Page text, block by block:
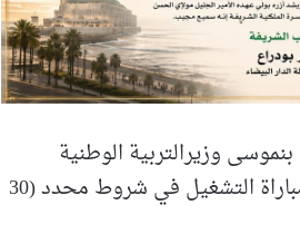
وزيرالتربية الوطنية
والتعليم الأولي والرياضة الذي يتعلق بـ “حصر” عملية تنظيم مباراة التشغيل في شروط محدد (30